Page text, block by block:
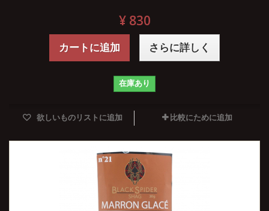
¥ 830
カートに追加 さらに詳しく
在庫あり
欲しいものリストに追加 比較にために追加